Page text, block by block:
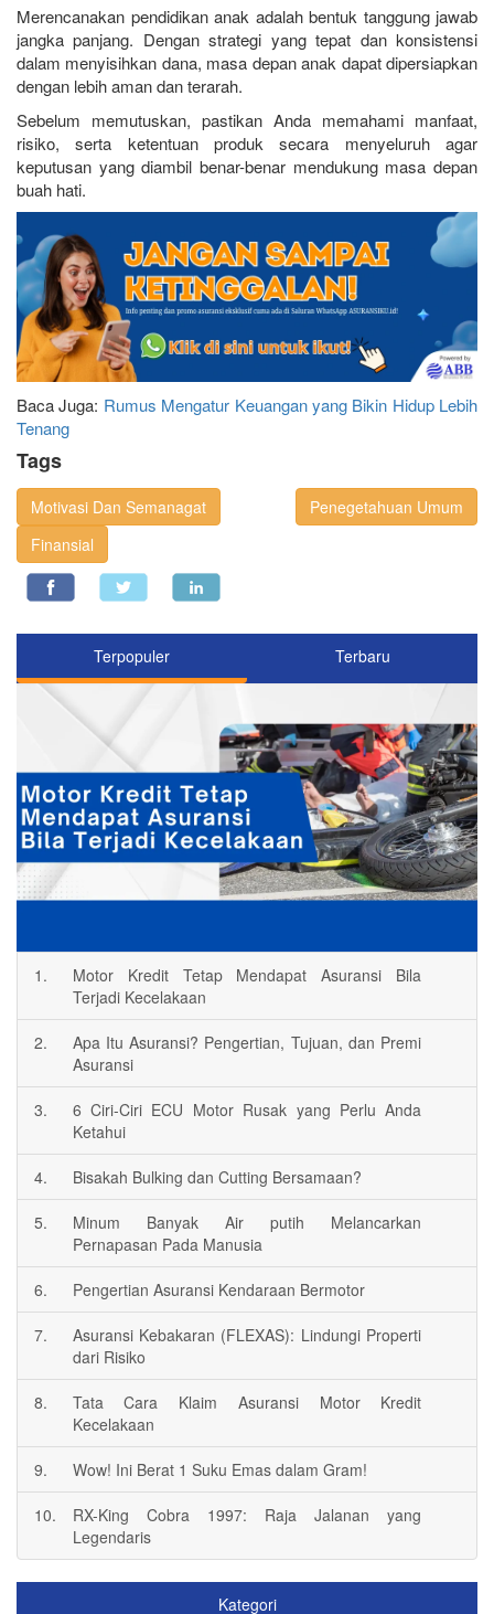
Merencanakan pendidikan anak adalah bentuk tanggung jawab
jangka panjang. Dengan strategi yang tepat dan konsistensi
dalam menyisihkan dana, masa depan anak dapat dipersiapkan
dengan lebih aman dan terarah.
Sebelum memutuskan, pastikan Anda memahami manfaat,
risiko, serta ketentuan produk secara menyeluruh agar
keputusan yang diambil benar-benar mendukung masa depan
buah hati.
Baca Juga: Rumus Mengatur Keuangan yang Bikin Hidup Lebih
Tenang
Tags
Motivasi Dan Semanagat
Penegetahuan Umum
Finansial
Terpopuler Terbaru
1.
Motor Kredit Tetap Mendapat Asuransi Bila
Terjadi Kecelakaan
2.
Apa Itu Asuransi? Pengertian, Tujuan, dan Premi
Asuransi
3.
6 Ciri-Ciri ECU Motor Rusak yang Perlu Anda
Ketahui
4. Bisakah Bulking dan Cutting Bersamaan?
5.
Minum Banyak Air putih Melancarkan
Pernapasan Pada Manusia
6. Pengertian Asuransi Kendaraan Bermotor
7.
Asuransi Kebakaran (FLEXAS): Lindungi Properti
dari Risiko
8.
Tata Cara Klaim Asuransi Motor Kredit
Kecelakaan
9. Wow! Ini Berat 1 Suku Emas dalam Gram!
10.
RX-King Cobra 1997: Raja Jalanan yang
Legendaris
Kategori